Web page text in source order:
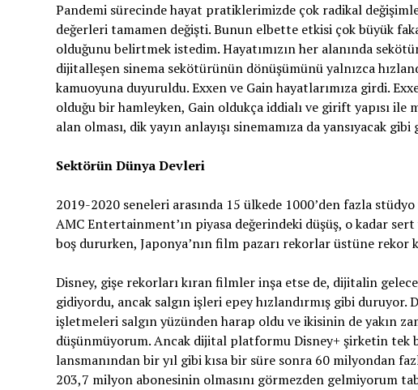
Pandemi sürecinde hayat pratiklerimizde çok radikal
değerleri tamamen değişti. Bunun elbette etkisi çok büyük
olduğunu belirtmek istedim. Hayatımızın her alanında
dijitalleşen sinema sekötürünün dönüşümünü yalnızca
kamuoyuna duyuruldu. Exxen ve Gain hayatlarımıza girdi.
olduğu bir hamleyken, Gain oldukça iddialı ve girift yapısı
alan olması, dik yayın anlayışı sinemamıza da yansıyacak
Sektörün Dünya Devleri
2019-2020 seneleri arasında 15 ülkede 1000’den fazla
AMC Entertainment’ın piyasa değerindeki düşüş, o kadar
boş dururken, Japonya’nın film pazarı rekorlar üstüne rekor
Disney, gişe rekorları kıran filmler inşa etse de, dijitalin
gidiyordu, ancak salgın işleri epey hızlandırmış gibi duruyor.
işletmeleri salgın yüzünden harap oldu ve ikisinin de yakın
düşünmüyorum. Ancak dijital platformu Disney+ şirketin tek
lansmanından bir yıl gibi kısa bir süre sonra 60 milyondan
203,7 milyon abonesinin olmasını görmezden gelmiyorum